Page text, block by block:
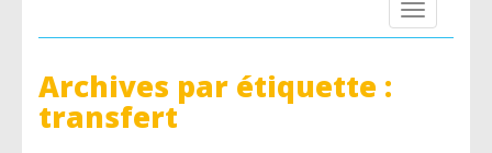
Toggle
navigation
Archives par étiquette :
transfert